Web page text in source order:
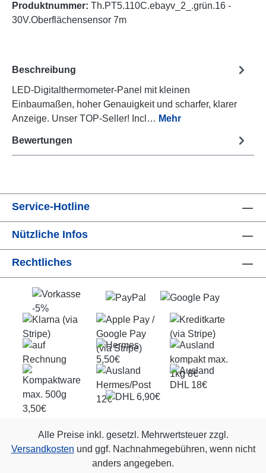
Produktnummer: Th.PT5.110C.ebayv_2_.grün.16 -
30V.Oberflächensensor 7m
Beschreibung
LED-Digitalthermometer-Panel mit kleinen
Einbaumaßen, hoher Genauigkeit und scharfer, klarer
Anzeige. Unser TOP-Seller! Incl… Mehr
Bewertungen
Service-Hotline
Nützliche Infos
Rechtliches
Alle Preise inkl. gesetzl. Mehrwertsteuer zzgl.
Versandkosten und ggf. Nachnahmegebühren, wenn nicht
anders angegeben.